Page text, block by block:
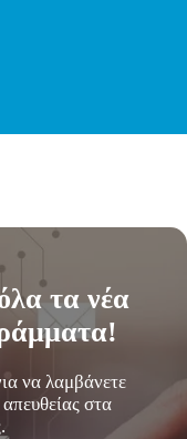
τα νέα
να λαμβάνετε
στα